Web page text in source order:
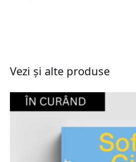
Vezi și alte produse